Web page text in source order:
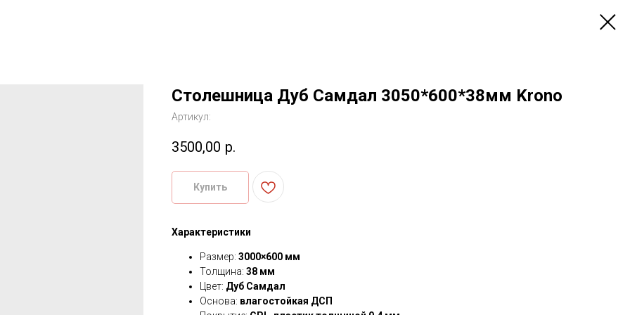
Столешница Дуб Самдал 3050*600*38мм Krono
Артикул:
3500,00 р.
Купить
Характеристики
Размер: 3000×600 мм
Толщина: 38 мм
Цвет: Дуб Самдал
Основа: влагостойкая ДСП